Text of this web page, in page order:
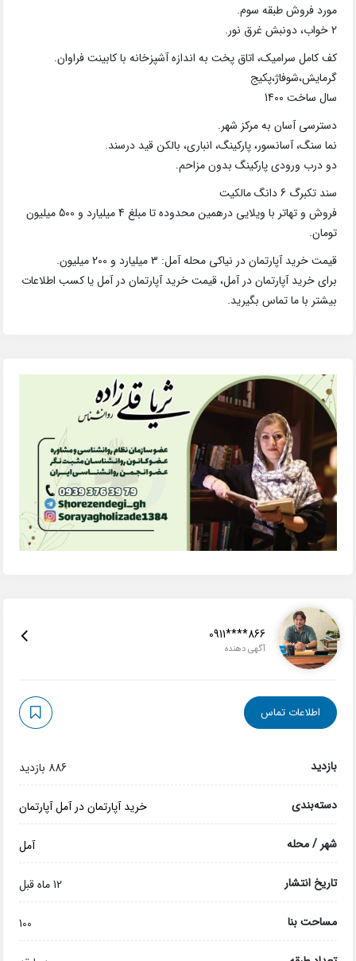
مورد فروش طبقه سوم.
2 خواب، دونبش غرق نور.
کف کامل سرامیک، اتاق پخت به اندازه آشپزخانه با کابینت فراوان.
گرمایش،شوفاژ،پکیج
سال ساخت 1400
دسترسی آسان به مرکز شهر.
نما سنگ، آسانسور، پارکینگ، انباری، بالکن قید درسند.
دو درب ورودی پارکینگ بدون مزاحم.
سند تکبرگ 6 دانگ مالکیت
فروش و تهاتر با ویلایی درهمین محدوده تا مبلغ 4 میلیارد و 500 میلیون
تومان.
قیمت خرید آپارتمان در نیاکی محله آمل: 3 میلیارد و 200 میلیون.
برای خرید آپارتمان در آمل، قیمت خرید آپارتمان در آمل یا کسب اطلاعات
بیشتر با ما تماس بگیرید.
0911****866
آگهی دهنده
اطلاعات تماس
بازدید 886 بازدید
دسته‌بندی خرید آپارتمان در آملآپارتمان
شهر / محله آمل
تاریخ انتشار 12 ماه قبل
مساحت بنا 100